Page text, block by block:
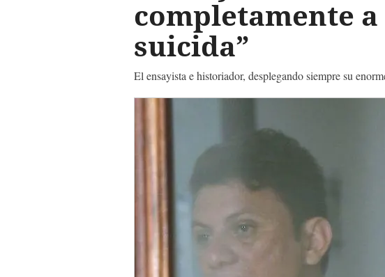
completamente
suicida”
El ensayista e historiador, desplegando siempre su